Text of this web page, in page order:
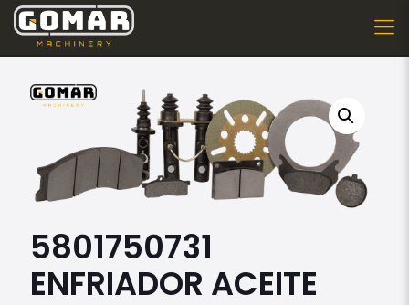
5801750731
ENFRIADOR ACEITE